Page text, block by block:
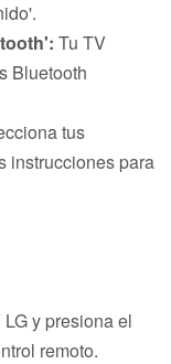
Tu TV
Bluetooth
tus
instrucciones para
y presiona el
remoto.